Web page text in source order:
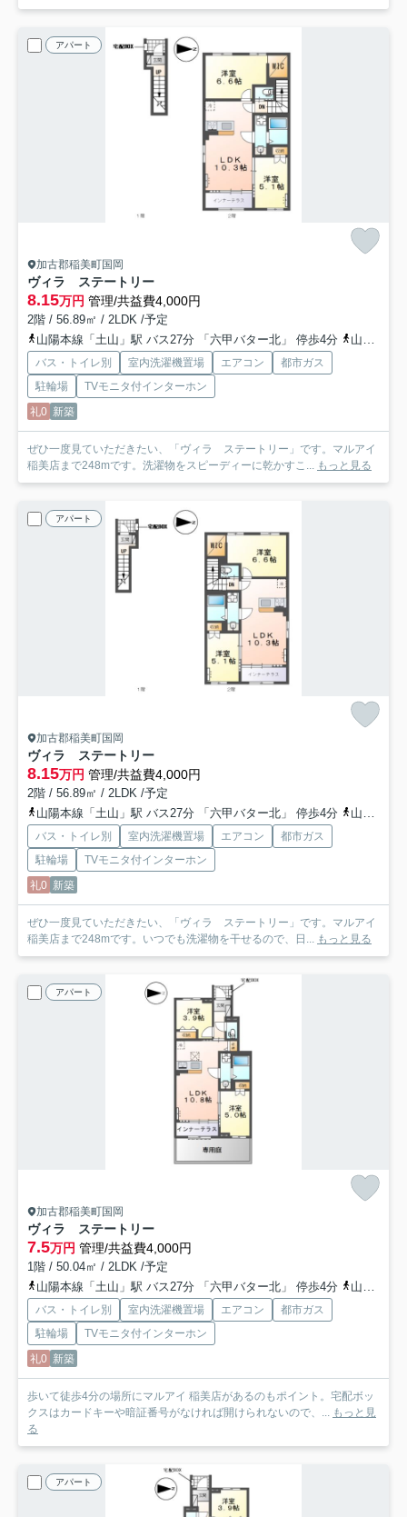
アパート
加古郡稲美町国岡
ヴィラ ステートリー
8.15万円 管理/共益費4,000円
2階 / 56.89㎡ / 2LDK /予定
山陽本線「土山」駅 バス27分 「六甲バター北」 停歩4分
山陽本線「東加古川」駅 徒歩58分
バス・トイレ別 室内洗濯機置場 エアコン
都市ガス
駐輪場
TVモニタ付インターホン
礼0 新築
ぜひ一度見ていただきたい、「ヴィラ ステートリー」です。マルアイ
稲美店まで248mです。洗濯物をスピーディーに乾かすこ... もっと見る
アパート
加古郡稲美町国岡
ヴィラ ステートリー
8.15万円 管理/共益費4,000円
2階 / 56.89㎡ / 2LDK /予定
山陽本線「土山」駅 バス27分 「六甲バター北」 停歩4分
山陽本線「東加古川」駅 徒歩58分
バス・トイレ別 室内洗濯機置場 エアコン
都市ガス
駐輪場
TVモニタ付インターホン
礼0 新築
ぜひ一度見ていただきたい、「ヴィラ ステートリー」です。マルアイ
稲美店まで248mです。いつでも洗濯物を干せるので、日... もっと見る
アパート
加古郡稲美町国岡
ヴィラ ステートリー
7.5万円 管理/共益費4,000円
1階 / 50.04㎡ / 2LDK /予定
山陽本線「土山」駅 バス27分 「六甲バター北」 停歩4分
山陽本線「東加古川」駅 徒歩58分
バス・トイレ別 室内洗濯機置場 エアコン
都市ガス
駐輪場
TVモニタ付インターホン
礼0 新築
歩いて徒歩4分の場所にマルアイ 稲美店があるのもポイント。宅配ボッ
クスはカードキーや暗証番号がなければ開けられないので、... もっと見
る
アパート